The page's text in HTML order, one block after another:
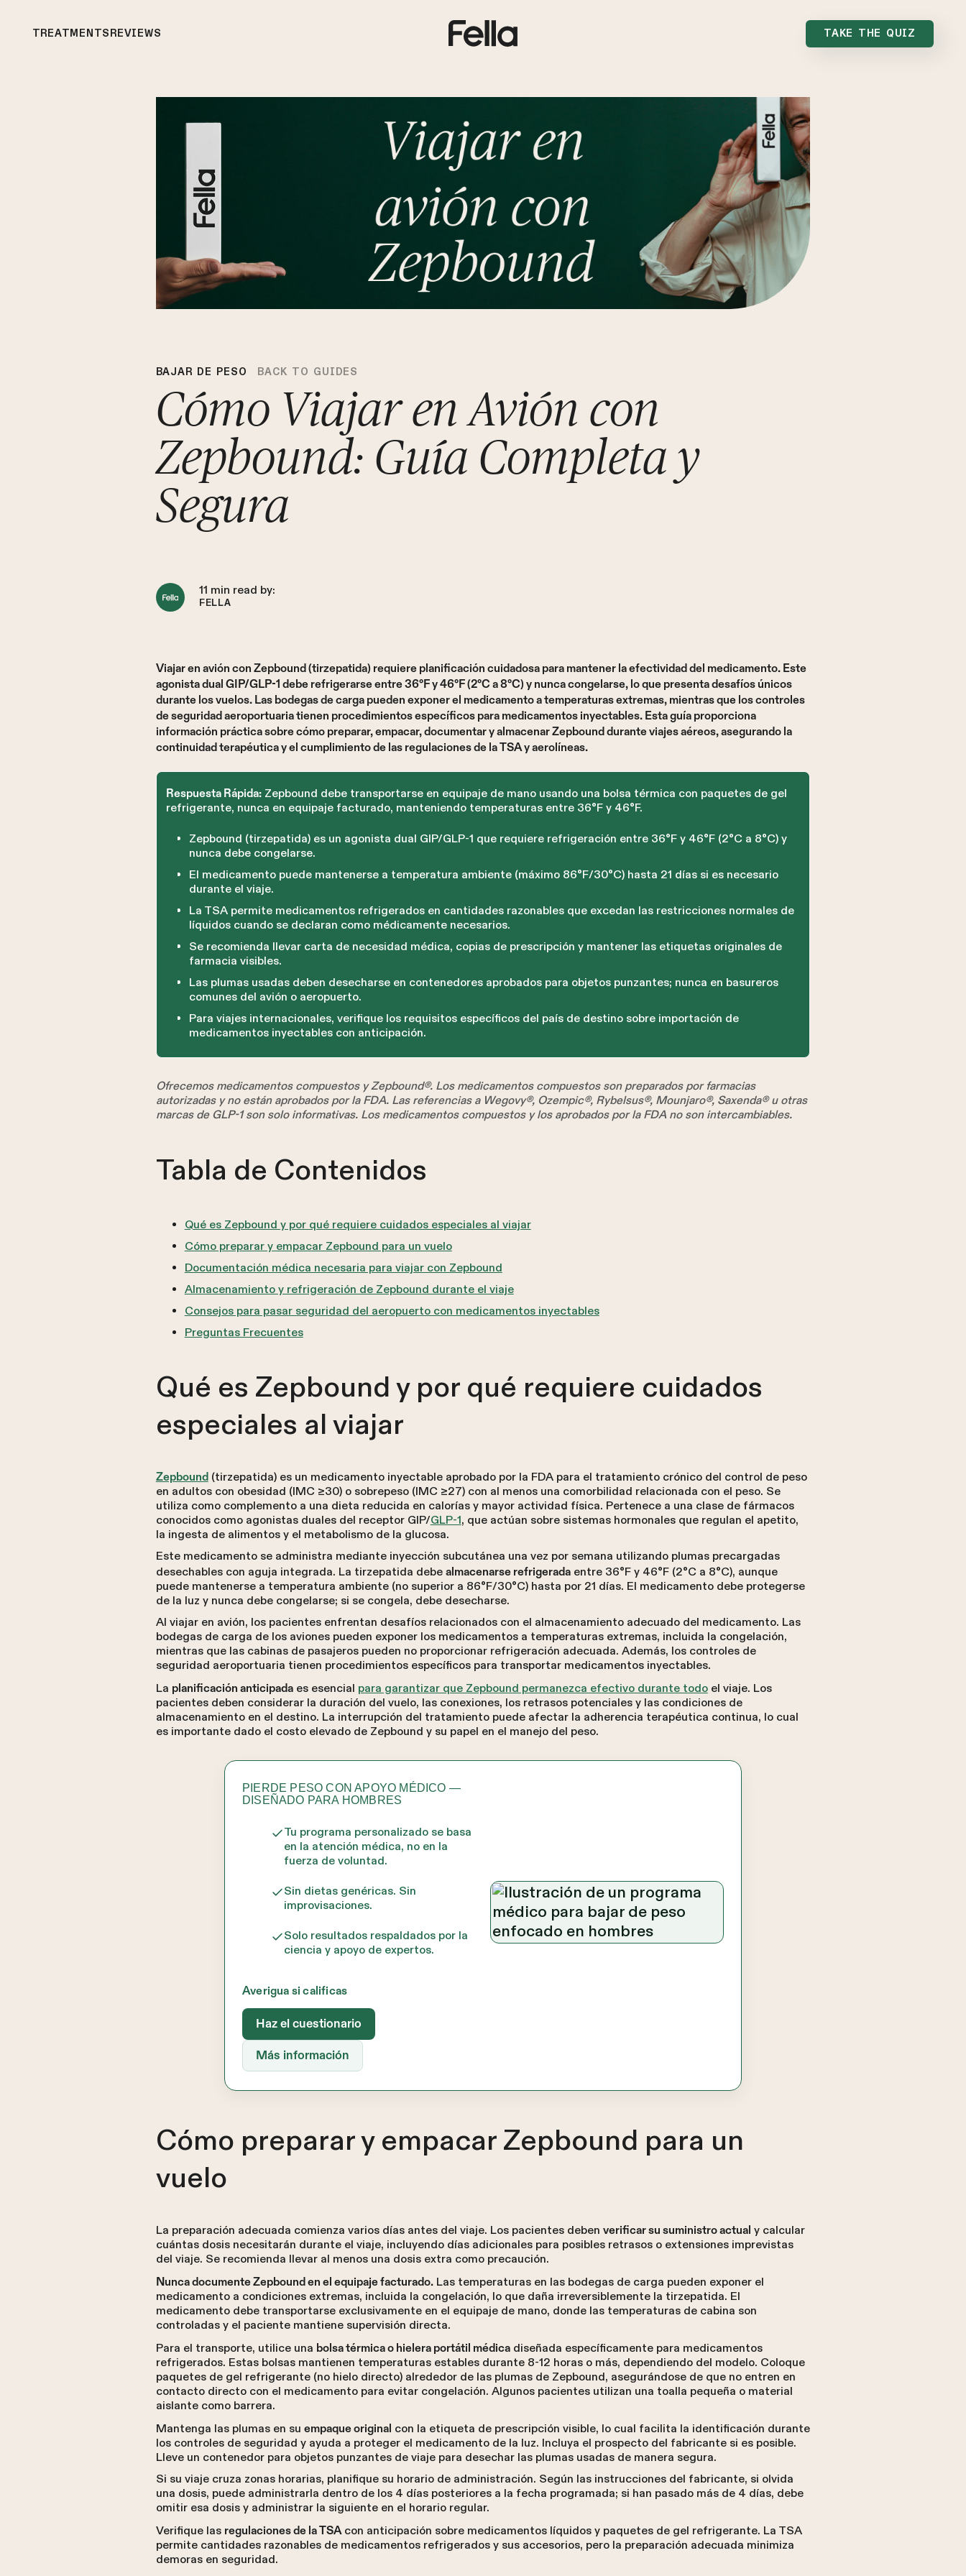
TREATMENTSREVIEWS TAKE THE QUIZ
BAJAR DE PESO BACK TO GUIDES
Cómo Viajar en Avión con
Zepbound: Guía Completa y
Segura
11 min read by:
FELLA
Viajar en avión con Zepbound (tirzepatida) requiere planificación cuidadosa para mantener la efectividad del medicamento. Este
agonista dual GIP/GLP-1 debe refrigerarse entre 36°F y 46°F (2°C a 8°C) y nunca congelarse, lo que presenta desafíos únicos
durante los vuelos. Las bodegas de carga pueden exponer el medicamento a temperaturas extremas, mientras que los controles
de seguridad aeroportuaria tienen procedimientos específicos para medicamentos inyectables. Esta guía proporciona
información práctica sobre cómo preparar, empacar, documentar y almacenar Zepbound durante viajes aéreos, asegurando la
continuidad terapéutica y el cumplimiento de las regulaciones de la TSA y aerolíneas.
Respuesta Rápida: Zepbound debe transportarse en equipaje de mano usando una bolsa térmica con paquetes de gel
refrigerante, nunca en equipaje facturado, manteniendo temperaturas entre 36°F y 46°F.
Zepbound (tirzepatida) es un agonista dual GIP/GLP-1 que requiere refrigeración entre 36°F y 46°F (2°C a 8°C) y
nunca debe congelarse.
El medicamento puede mantenerse a temperatura ambiente (máximo 86°F/30°C) hasta 21 días si es necesario
durante el viaje.
La TSA permite medicamentos refrigerados en cantidades razonables que excedan las restricciones normales de
líquidos cuando se declaran como médicamente necesarios.
Se recomienda llevar carta de necesidad médica, copias de prescripción y mantener las etiquetas originales de
farmacia visibles.
Las plumas usadas deben desecharse en contenedores aprobados para objetos punzantes; nunca en basureros
comunes del avión o aeropuerto.
Para viajes internacionales, verifique los requisitos específicos del país de destino sobre importación de
medicamentos inyectables con anticipación.
Ofrecemos medicamentos compuestos y Zepbound®. Los medicamentos compuestos son preparados por farmacias
autorizadas y no están aprobados por la FDA. Las referencias a Wegovy®, Ozempic®, Rybelsus®, Mounjaro®, Saxenda® u otras
marcas de GLP-1 son solo informativas. Los medicamentos compuestos y los aprobados por la FDA no son intercambiables.
Tabla de Contenidos
Qué es Zepbound y por qué requiere cuidados especiales al viajar
Cómo preparar y empacar Zepbound para un vuelo
Documentación médica necesaria para viajar con Zepbound
Almacenamiento y refrigeración de Zepbound durante el viaje
Consejos para pasar seguridad del aeropuerto con medicamentos inyectables
Preguntas Frecuentes
Qué es Zepbound y por qué requiere cuidados
especiales al viajar
Zepbound(tirzepatida) es un medicamento inyectable aprobado por la FDA para el tratamiento crónico del control de peso
en adultos con obesidad (IMC ≥30) o sobrepeso (IMC ≥27) con al menos una comorbilidad relacionada con el peso. Se
utiliza como complemento a una dieta reducida en calorías y mayor actividad física. Pertenece a una clase de fármacos
conocidos como agonistas duales del receptor GIP/GLP-1, que actúan sobre sistemas hormonales que regulan el apetito,
la ingesta de alimentos y el metabolismo de la glucosa.
Este medicamento se administra mediante inyección subcutánea una vez por semana utilizando plumas precargadas
desechables con aguja integrada. La tirzepatida debe almacenarse refrigeradaentre 36°F y 46°F (2°C a 8°C), aunque
puede mantenerse a temperatura ambiente (no superior a 86°F/30°C) hasta por 21 días. El medicamento debe protegerse
de la luz y nunca debe congelarse; si se congela, debe desecharse.
Al viajar en avión, los pacientes enfrentan desafíos relacionados con el almacenamiento adecuado del medicamento. Las
bodegas de carga de los aviones pueden exponer los medicamentos a temperaturas extremas, incluida la congelación,
mientras que las cabinas de pasajeros pueden no proporcionar refrigeración adecuada. Además, los controles de
seguridad aeroportuaria tienen procedimientos específicos para transportar medicamentos inyectables.
La planificación anticipadaes esencial para garantizar que Zepbound permanezca efectivo durante todoel viaje. Los
pacientes deben considerar la duración del vuelo, las conexiones, los retrasos potenciales y las condiciones de
almacenamiento en el destino. La interrupción del tratamiento puede afectar la adherencia terapéutica continua, lo cual
es importante dado el costo elevado de Zepbound y su papel en el manejo del peso.
PIERDE PESO CON APOYO MÉDICO —
DISEÑADO PARA HOMBRES
Tu programa personalizado se basa
en la atención médica, no en la
fuerza de voluntad.
Sin dietas genéricas. Sin
improvisaciones.
Solo resultados respaldados por la
ciencia y apoyo de expertos.
Averigua si calificas
Haz el cuestionario
Más información
Cómo preparar y empacar Zepbound para un
vuelo
La preparación adecuada comienza varios días antes del viaje. Los pacientes deben verificar su suministro actual y calcular
cuántas dosis necesitarán durante el viaje, incluyendo días adicionales para posibles retrasos o extensiones imprevistas
del viaje. Se recomienda llevar al menos una dosis extra como precaución.
Nunca documente Zepbound en el equipaje facturado.Las temperaturas en las bodegas de carga pueden exponer el
medicamento a condiciones extremas, incluida la congelación, lo que daña irreversiblemente la tirzepatida. El
medicamento debe transportarse exclusivamente en el equipaje de mano, donde las temperaturas de cabina son
controladas y el paciente mantiene supervisión directa.
Para el transporte, utilice una bolsa térmica o hielera portátil médicadiseñada específicamente para medicamentos
refrigerados. Estas bolsas mantienen temperaturas estables durante 8-12 horas o más, dependiendo del modelo. Coloque
paquetes de gel refrigerante (no hielo directo) alrededor de las plumas de Zepbound, asegurándose de que no entren en
contacto directo con el medicamento para evitar congelación. Algunos pacientes utilizan una toalla pequeña o material
aislante como barrera.
Mantenga las plumas en su empaque original con la etiqueta de prescripción visible, lo cual facilita la identificación durante
los controles de seguridad y ayuda a proteger el medicamento de la luz. Incluya el prospecto del fabricante si es posible.
Lleve un contenedor para objetos punzantes de viaje para desechar las plumas usadas de manera segura.
Si su viaje cruza zonas horarias, planifique su horario de administración. Según las instrucciones del fabricante, si olvida
una dosis, puede administrarla dentro de los 4 días posteriores a la fecha programada; si han pasado más de 4 días, debe
omitir esa dosis y administrar la siguiente en el horario regular.
Verifique las regulaciones de la TSAcon anticipación sobre medicamentos líquidos y paquetes de gel refrigerante. La TSA
permite cantidades razonables de medicamentos refrigerados y sus accesorios, pero la preparación adecuada minimiza
demoras en seguridad.